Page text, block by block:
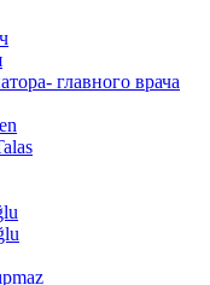
главного врача